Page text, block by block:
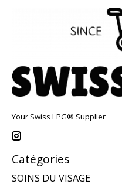
Your Swiss LPG® Supplier
Catégories
SOINS DU VISAGE